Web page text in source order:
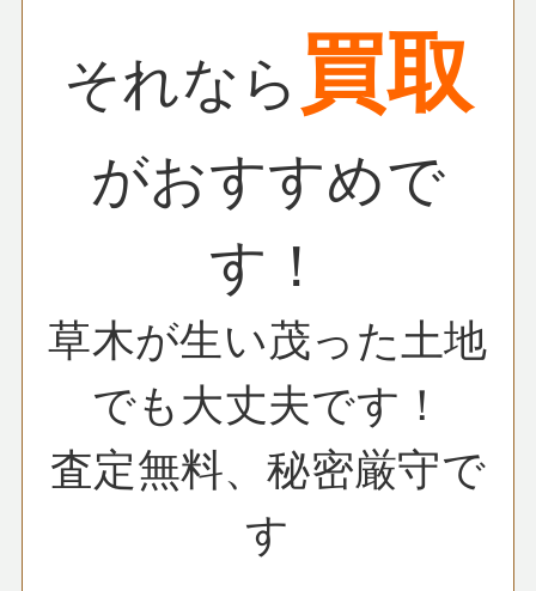
それなら 買取
がおすすめで
す！
草木が生い茂った土地
でも大丈夫です！
査定無料、秘密厳守で
す